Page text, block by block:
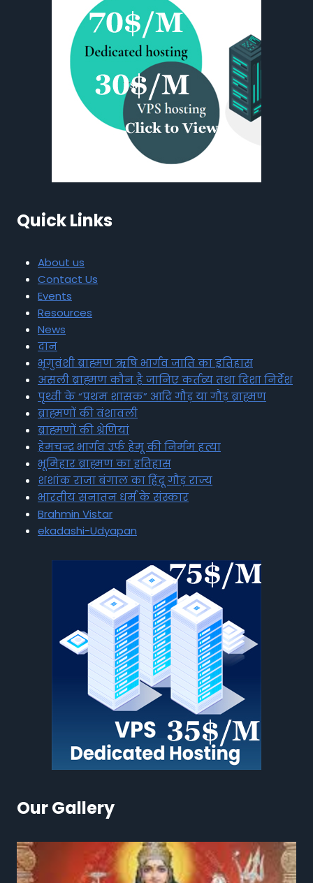
Quick Links
About us
Contact Us
Events
Resources
News
दान
भृगुवंशी ब्राह्मण ऋषि भार्गव जाति का इतिहास
असली ब्राह्मण कौन है जानिए कर्तव्य तथा दिशा निर्देश
पृथ्वी के “प्रथम शासक” आदि गौड़ या गौड़ ब्राह्मण
ब्राह्मणों की वंशावली
ब्राह्मणों की श्रेणियां
हेमचन्द्र भार्गव उर्फ हेमू की निर्मम हत्या
भूमिहार ब्राह्मण का इतिहास
शशांक राजा बंगाल का हिंदू गौड़ राज्य
भारतीय सनातन धर्म के संस्कार
Brahmin Vistar
ekadashi-Udyapan
Our Gallery